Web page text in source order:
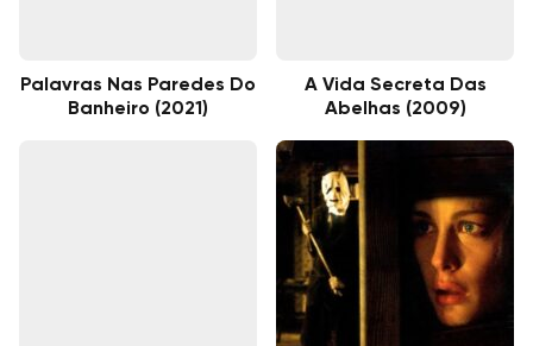
Palavras Nas Paredes Do
Banheiro (2021)
A Vida Secreta Das
Abelhas (2009)